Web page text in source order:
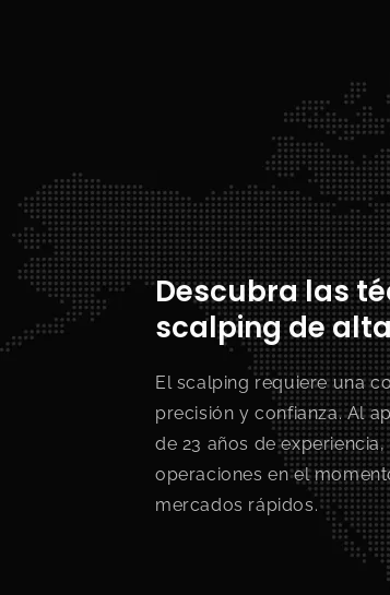
Descubra las
scalping de
El scalping requiere una
precisión y confianza. Al
de 23 años de
operaciones en el
mercados rápidos.